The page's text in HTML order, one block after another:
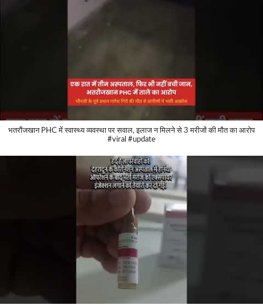
भतरौंजखान PHC में स्वास्थ्य व्यवस्था पर सवाल, इलाज न मिलने से 3 मरीजों की मौत का आरोप
#viral #update